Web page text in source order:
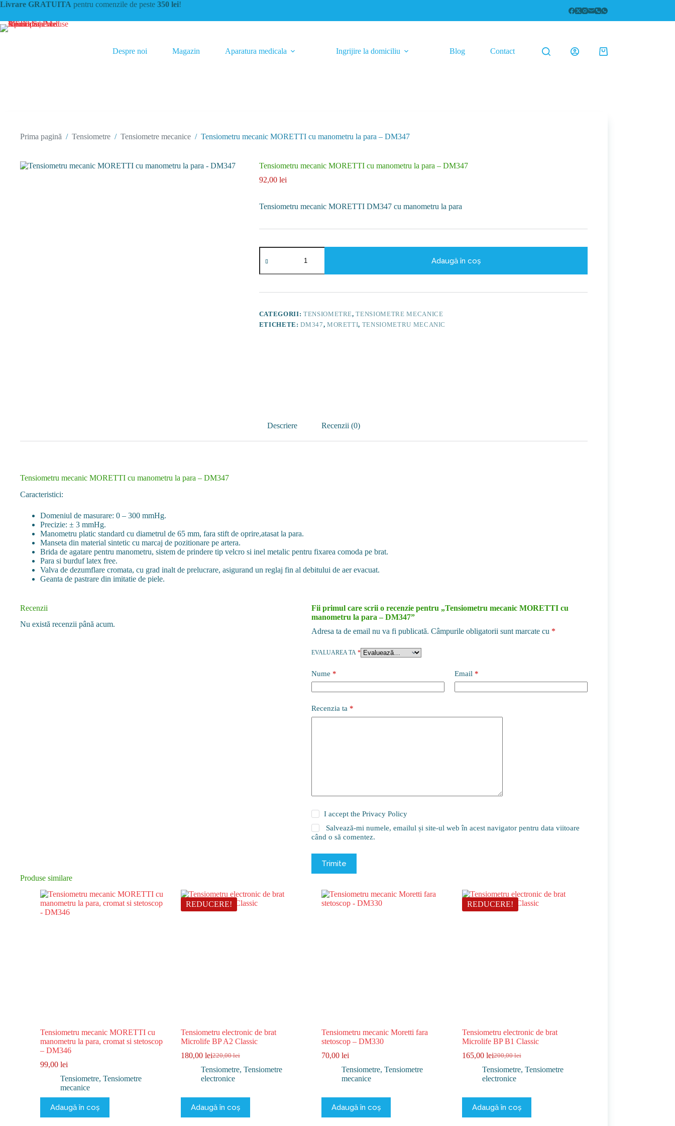
Sari
conținut
Livrare GRATUITA pentru comenzile de peste 350 lei!
Despre noi Magazin Aparatura medicala Ingrijire la domiciliu Blog Contact
Coș
Prima pagină / Tensiometre / Tensiometre mecanice / Tensiometru mecanic MORETTI cu manometru la para – DM347
Tensiometru mecanic MORETTI cu manometru la para – DM347
92,00 lei
Tensiometru mecanic MORETTI DM347 cu manometru la para
Cantitate
Tensiometru
MORETTI
manometru
para
-
DM347
Adaugă în coș
CATEGORII: TENSIOMETRE,TENSIOMETRE MECANICE
ETICHETE:DM347, MORETTI, TENSIOMETRU MECANIC
Descriere Recenzii (0)
Tensiometru mecanic MORETTI cu manometru la para – DM347
Caracteristici:
Domeniul de masurare: 0 – 300 mmHg.
Precizie: ± 3 mmHg.
Manometru platic standard cu diametrul de 65 mm, fara stift de oprire,atasat la para.
Manseta din material sintetic cu marcaj de pozitionare pe artera.
Brida de agatare pentru manometru, sistem de prindere tip velcro si inel metalic pentru fixarea comoda pe brat.
Para si burduf latex free.
Valva de dezumflare cromata, cu grad inalt de prelucrare, asigurand un reglaj fin al debitului de aer evacuat.
Geanta de pastrare din imitatie de piele.
Recenzii
Nu există recenzii până acum.
Fii primul care scrii o recenzie pentru „Tensiometru mecanic MORETTI cu
manometru la para – DM347”
Adresa ta de email nu va fi publicată. Câmpurile obligatorii sunt marcate cu *
EVALUAREA TA *
Nume * Email *
Recenzia ta *
I accept the Privacy Policy
Salvează-mi numele, emailul și site-ul web în acest navigator pentru data viitoare
când o să comentez.
Trimite
Produse similare
Tensiometru mecanic MORETTI cu
manometru la para, cromat si stetoscop
– DM346
99,00 lei
Tensiometre, Tensiometre
mecanice
Adaugă în coș
REDUCERE!
Tensiometru electronic de brat
Microlife BP A2 Classic
220,00lei
Prețul
inițial
a
220,00 lei.
180,00 leiPrețul
curent
este:
Tensiometre, Tensiometre
electronice
Adaugă în coș
Tensiometru mecanic Moretti fara
stetoscop – DM330
70,00 lei
Tensiometre, Tensiometre
mecanice
Adaugă în coș
REDUCERE!
Tensiometru electronic de brat
Microlife BP B1 Classic
200,00lei
Prețul
inițial
a
200,00 lei.
165,00 leiPrețul
curent
este:
Tensiometre, Tensiometre
electronice
Adaugă în coș